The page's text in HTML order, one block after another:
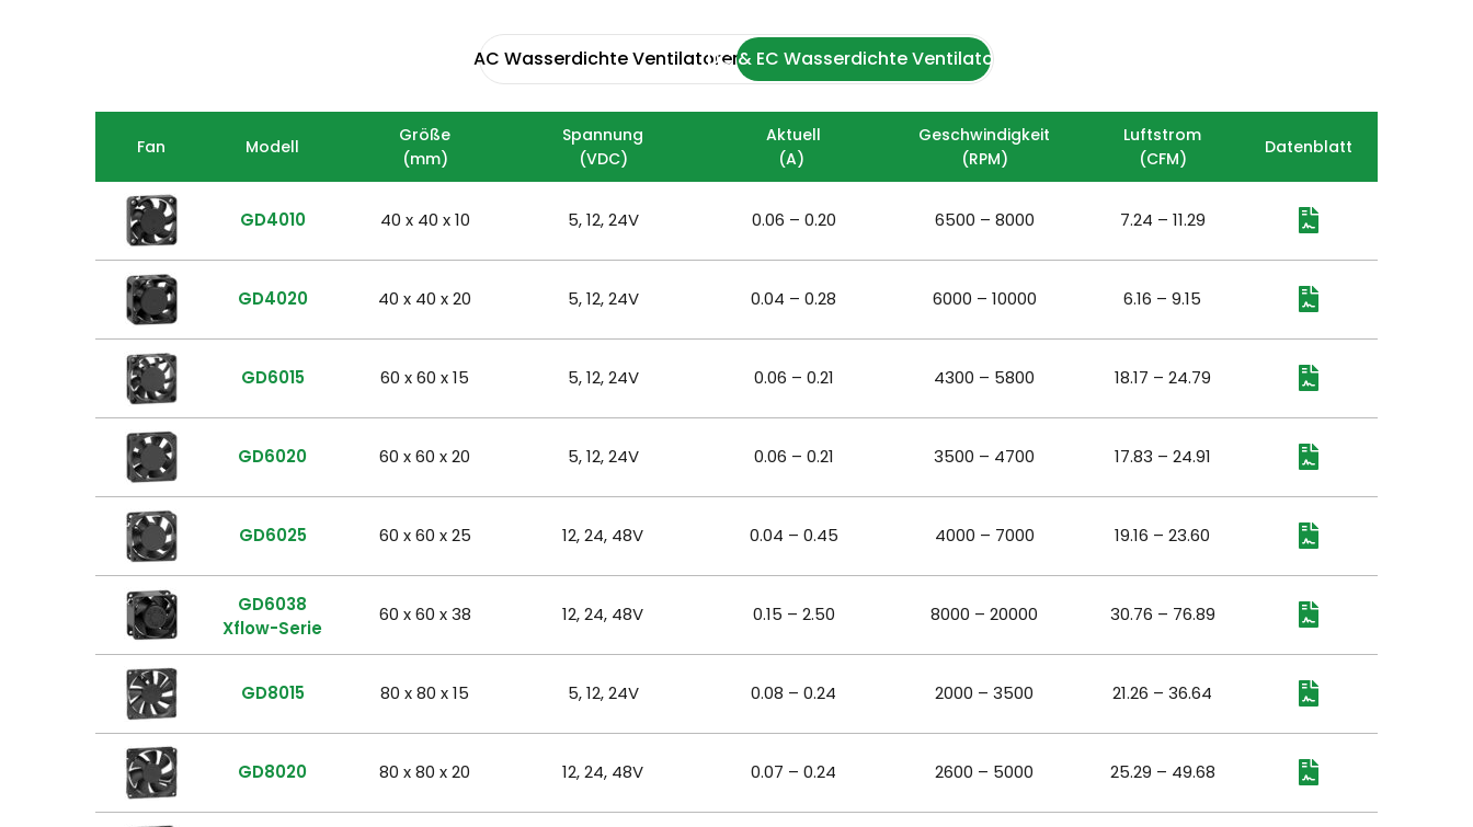
AC Wasserdichte VentilatorenDC & EC Wasserdichte Ventilatoren
Fan Modell
Größe
(mm)
Spannung
(VDC)
Aktuell
(A)
Geschwindigkeit
(RPM)
Luftstrom
(CFM)
Datenblatt
GD4010 40 x 40 x 10 5, 12, 24V 0.06 – 0.20 6500 – 8000 7.24 – 11.29
GD4020 40 x 40 x 20 5, 12, 24V 0.04 – 0.28 6000 – 10000 6.16 – 9.15
GD6015 60 x 60 x 15 5, 12, 24V 0.06 – 0.21 4300 – 5800 18.17 – 24.79
GD6020 60 x 60 x 20 5, 12, 24V 0.06 – 0.21 3500 – 4700 17.83 – 24.91
GD6025 60 x 60 x 25 12, 24, 48V 0.04 – 0.45 4000 – 7000 19.16 – 23.60
GD6038
Xflow-Serie
60 x 60 x 38 12, 24, 48V 0.15 – 2.50 8000 – 20000 30.76 – 76.89
GD8015 80 x 80 x 15 5, 12, 24V 0.08 – 0.24 2000 – 3500 21.26 – 36.64
GD8020 80 x 80 x 20 12, 24, 48V 0.07 – 0.24 2600 – 5000 25.29 – 49.68